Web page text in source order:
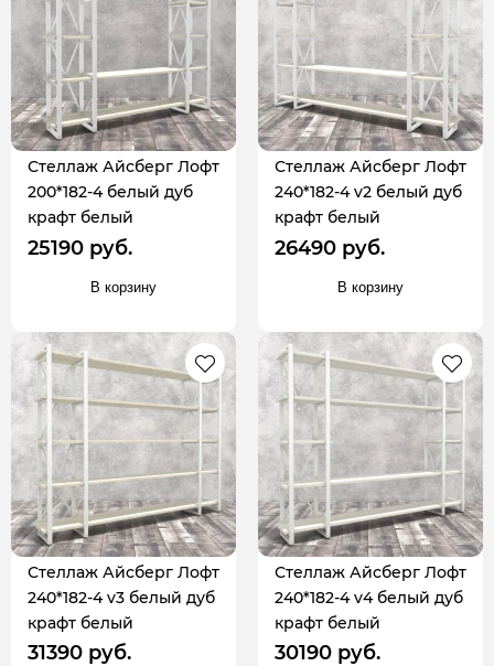
Стеллаж Айсберг Лофт
200*182-4 белый дуб
крафт белый
25190 руб.
В корзину
Стеллаж Айсберг Лофт
240*182-4 v2 белый дуб
крафт белый
26490 руб.
В корзину
Стеллаж Айсберг Лофт
240*182-4 v3 белый дуб
крафт белый
31390 руб.
Стеллаж Айсберг Лофт
240*182-4 v4 белый дуб
крафт белый
30190 руб.